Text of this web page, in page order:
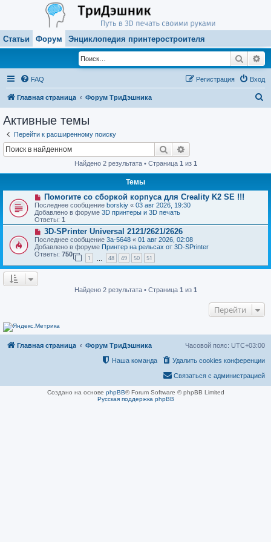
Статьи Форум Энциклопедия принтеростроителя
Поиск
FAQ Вход
Регистрация
Главная страница Форум ТриДэшника
Активные темы
Перейти к расширенному поиску
Поиск
Найдено 2 результата • Страница 1 из 1
Темы
Н
о
в
о
е
с
о
о
б
е
Помогите со сборкой корпуса для Creality K2 SE !!!
Последнее сообщение borskiy « 03 авг 2026, 19:30
Добавлено в форуме 3D принтеры и 3D печать
Ответы: 1
Н
о
в
о
е
с
е
3D-SPrinter Universal 2121/2621/2626
Последнее сообщение 3a-5648 « 01 авг 2026, 02:08
Добавлено в форуме Принтер на рельсах от 3D-SPrinter
Ответы: 750
1 48 49 50 51
Найдено 2 результата • Страница 1 из 1
Перейти
Главная страница Форум ТриДэшника Часовой пояс: UTC+03:00
Удалить cookies конференции
Наша команда
Связаться с администрацией
Создано на основе phpBB® Forum Software © phpBB Limited
Русская поддержка phpBB